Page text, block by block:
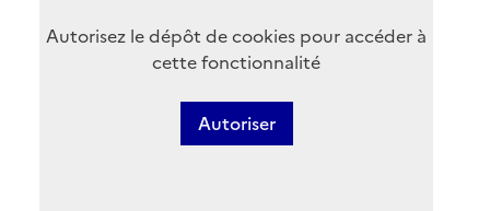
Autorisez le dépôt de cookies pour accéder à
cette fonctionnalité
Autoriser